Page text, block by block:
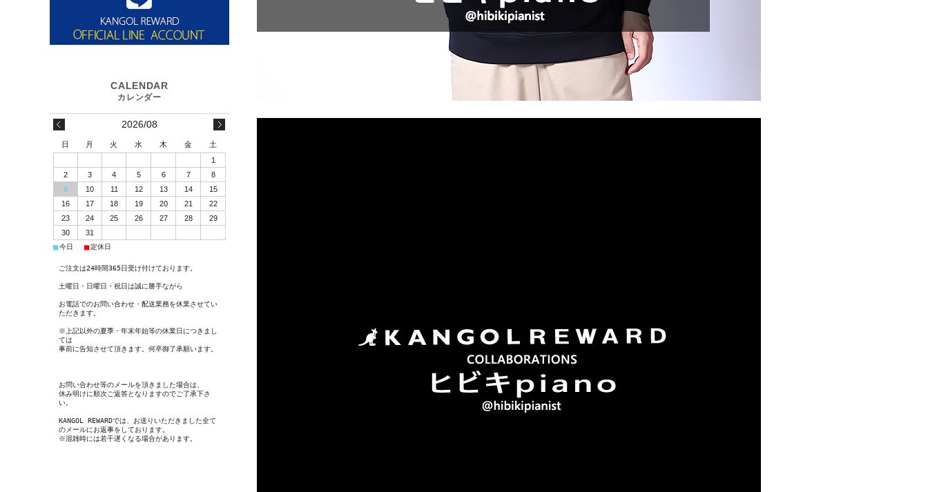
2026/08
日 月 火 水 木 金
土
1
2
3 4 5 6 7
8
9
10 11 12 13 14
15
16
17 18 19 20 21
22
23
24 25 26 27 28
29
30
31
■今日 ■定休日
ご注文は24時間365日受け付けております。
土曜日・日曜日・祝日は誠に勝手ながら
お電話でのお問い合わせ・配送業務を休業させてい
ただきます。
※上記以外の夏季・年末年始等の休業日につきまし
ては
事前に告知させて頂きます。何卒御了承願います。
お問い合わせ等のメールを頂きました場合は、
休み明けに順次ご返答となりますのでご了承下さ
い。
KANGOL REWARDでは、お送りいただきました全て
のメールにお返事をしております。
※混雑時には若干遅くなる場合があります。